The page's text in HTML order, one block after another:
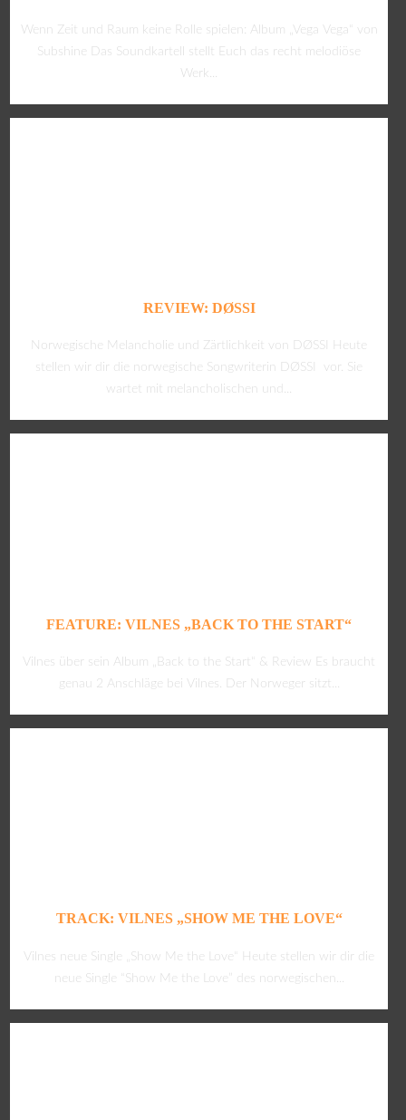
Wenn Zeit und Raum keine Rolle spielen: Album „Vega Vega“ von
Subshine Das Soundkartell stellt Euch das recht melodiöse
Werk...
REVIEW: DØSSI
Norwegische Melancholie und Zärtlichkeit von DØSSI Heute
stellen wir dir die norwegische Songwriterin DØSSI vor. Sie
wartet mit melancholischen und...
FEATURE: VILNES „BACK TO THE START“
Vilnes über sein Album „Back to the Start“ & Review Es braucht
genau 2 Anschläge bei Vilnes. Der Norweger sitzt...
TRACK: VILNES „SHOW ME THE LOVE“
Vilnes neue Single „Show Me the Love“ Heute stellen wir dir die
neue Single “Show Me the Love” des norwegischen...